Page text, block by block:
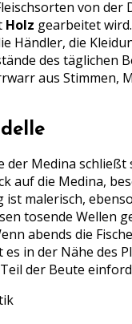
von der
Holz gearbeitet
Händler, die
des täglichen
aus Stimmen,
der Medina schließt
auf die Medina,
malerisch,
tosende Wellen
abends die
in der Nähe des
der Beute